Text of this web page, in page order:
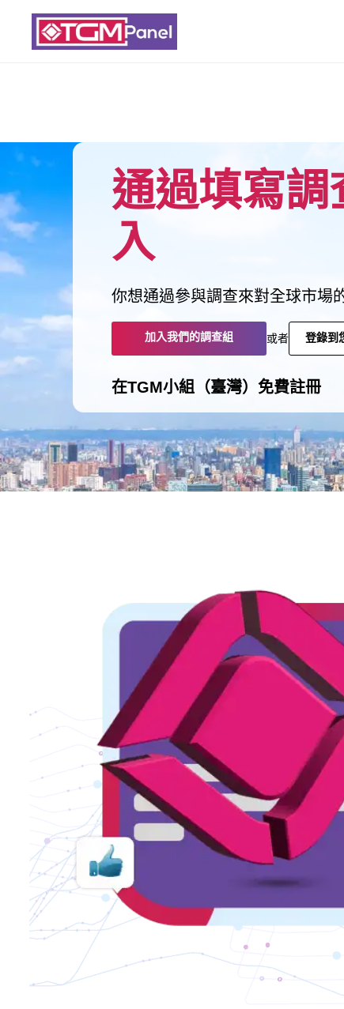
通過填寫
入
你想通過參與調查來對全球市場
加入我們的調查組 或者 登錄到
在TGM小組（臺灣）免費註冊